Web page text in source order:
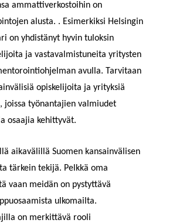
ammattiverkostoihin on
alusta. . Esimerkiksi Helsingin
on yhdistänyt hyvin tuloksin
ja vastavalmistuneita yritysten
avulla. Tarvitaan
opiskelijoita ja yrityksiä
joissa työnantajien valmiudet
osaajia kehittyvät.
aikavälillä Suomen kansainvälisen
tärkein tekijä. Pelkkä oma
vaan meidän on pystyttävä
ulkomailta.
on merkittävä rooli